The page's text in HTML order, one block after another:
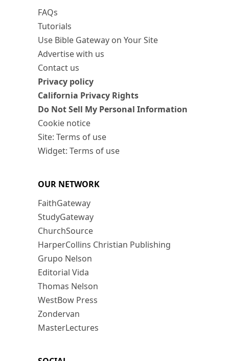
FAQs
Tutorials
Use Bible Gateway on Your Site
Advertise with us
Contact us
Privacy policy
California Privacy Rights
Do Not Sell My Personal Information
Cookie notice
Site: Terms of use
Widget: Terms of use
OUR NETWORK
FaithGateway
StudyGateway
ChurchSource
HarperCollins Christian Publishing
Grupo Nelson
Editorial Vida
Thomas Nelson
WestBow Press
Zondervan
MasterLectures